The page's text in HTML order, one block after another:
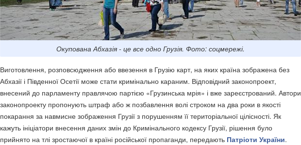
Окупована Абхазія - це все одно Грузія. Фото: соцмережі.
Виготовлення, розповсюдження або ввезення в Грузію карт, на яких країна зображена без
Абхазії і Південної Осетії може стати кримінально караним. Відповідний законопроект,
внесений до парламенту правлячою партією «Грузинська мрія» і вже зареєстрований. Автори
законопроекту пропонують штраф або ж позбавлення волі строком на два роки в якості
покарання за навмисне зображення Грузії з порушенням її територіальної цілісності. Як
кажуть ініціатори внесення даних змін до Кримінального кодексу Грузії, рішення було
прийнято на тлі зростаючої в країні російської пропаганди, передають Патріоти України.